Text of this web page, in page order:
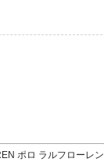
ポロ ラルフローレン